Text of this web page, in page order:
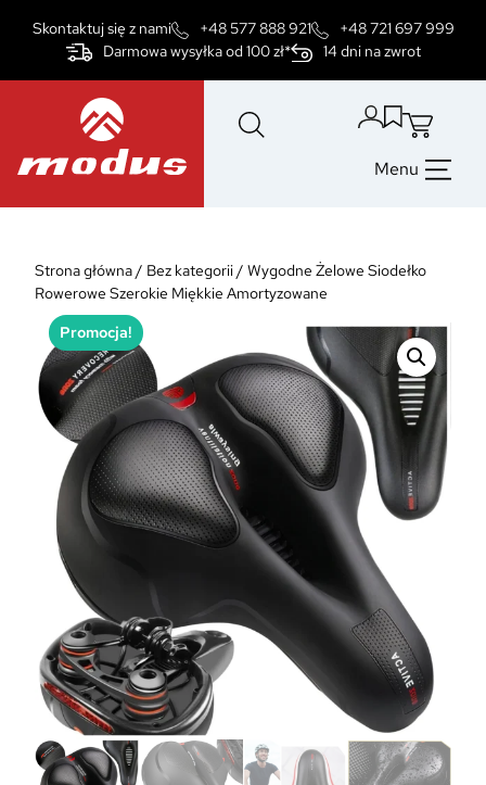
Skontaktuj się z nami +48 577 888 921
+48 721 697 999
Darmowa wysyłka od 100 zł*
14 dni na zwrot
Menu
Strona główna/ Bez kategorii/ Wygodne Żelowe Siodełko
Rowerowe Szerokie Miękkie Amortyzowane
Promocja!